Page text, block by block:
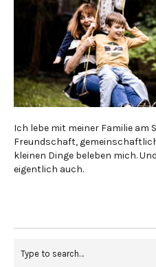
Ich lebe mit meiner Familie am
Freundschaft,
kleinen Dinge beleben mich.
eigentlich auch.